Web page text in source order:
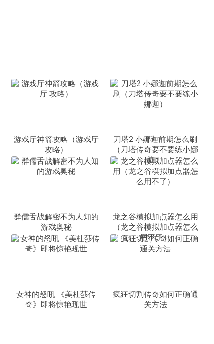
游戏厅神箭攻略（游戏厅
攻略）
刀塔2 小娜迦前期怎么刷
（刀塔传奇要不要练小娜
迦）
群儒舌战解密不为人知的
游戏奥秘
龙之谷模拟加点器怎么用
（龙之谷模拟加点器怎么
用不了）
女神的怒吼 《美杜莎传
奇》即将惊艳现世
疯狂切割传奇如何正确通
关方法